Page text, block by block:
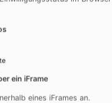
ein iFrame
eines iFrames an.